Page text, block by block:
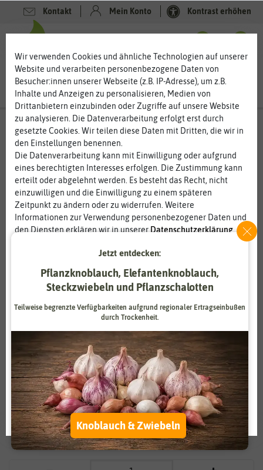
Kontakt Mein Konto Kontrast erhöhen
Vergrößern durch berühren
Gänseblümchen für Werbezwecke
0,39 €
*
* inkl. 7% MwSt. zzgl.Versandkosten
Wir verwenden Cookies und ähnliche Technologien auf unserer
Website und verarbeiten personenbezogene Daten von
Besucher:innen unserer Webseite (z.B. IP-Adresse), um z.B.
Inhalte und Anzeigen zu personalisieren, Medien von
Drittanbietern einzubinden oder Zugriffe auf unsere Website
zu analysieren. Die Datenverarbeitung erfolgt erst durch
gesetzte Cookies. Wir teilen diese Daten mit Dritten, die wir in
den Einstellungen benennen.
Die Datenverarbeitung kann mit Einwilligung oder aufgrund
eines berechtigten Interesses erfolgen. Die Zustimmung kann
erteilt oder abgelehnt werden. Es besteht das Recht, nicht
einzuwilligen und die Einwilligung zu einem späteren
Zeitpunkt zu ändern oder zu widerrufen. Weitere
Informationen zur Verwendung personenbezogener Daten und
den Diensten erklären wir in unsererDaten­schutz­erklärung.
Statistik
Zahlungsdienstleister Marketing
Weitere Einstellungen
Alle akzeptieren
Alle ablehnen
Auswahl akzeptieren
Jetzt entdecken:
Pflanzknoblauch, Elefantenknoblauch,
Steckzwiebeln und Pflanzschalotten
Teilweise begrenzte Verfügbarkeiten aufgrund regionaler Ertragseinbußen
durch Trockenheit.
Knoblauch & Zwiebeln